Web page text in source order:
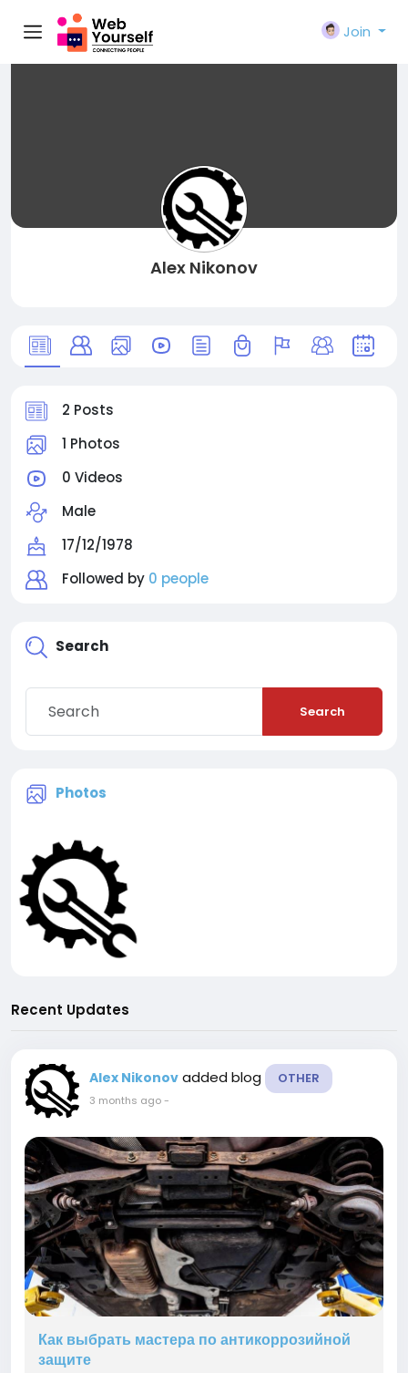
Join
Alex Nikonov
2 Posts
1 Photos
0 Videos
Male
17/12/1978
Followed by 0 people
Search
Search
Photos
Recent Updates
Alex Nikonov added blog OTHER
3 months ago-
Как выбрать мастера по антикоррозийной
защите